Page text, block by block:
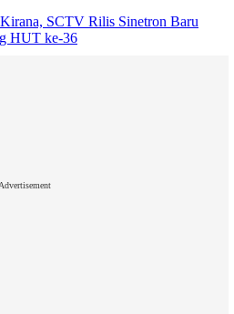
SCTV Rilis Sinetron Baru
HUT ke-36
Advertisement